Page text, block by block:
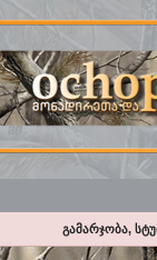
გამარჯობა,